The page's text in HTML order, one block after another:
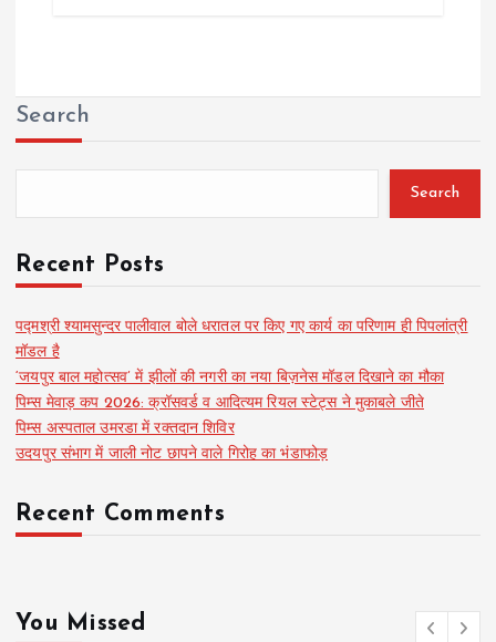
Search
Search
Recent Posts
पद्मश्री श्यामसुन्दर पालीवाल बोले धरातल पर किए गए कार्य का परिणाम ही पिपलांत्री
मॉडल है
‘जयपुर बाल महोत्सव’ में झीलों की नगरी का नया बिज़नेस मॉडल दिखाने का मौका
पिम्स मेवाड़ कप 2026: क्रॉसवर्ड व आदित्यम रियल स्टेट्स ने मुकाबले जीते
पिम्स अस्पताल उमरडा में रक्तदान शिविर
उदयपुर संभाग में जाली नोट छापने वाले गिरोह का भंडाफोड़
Recent Comments
You Missed